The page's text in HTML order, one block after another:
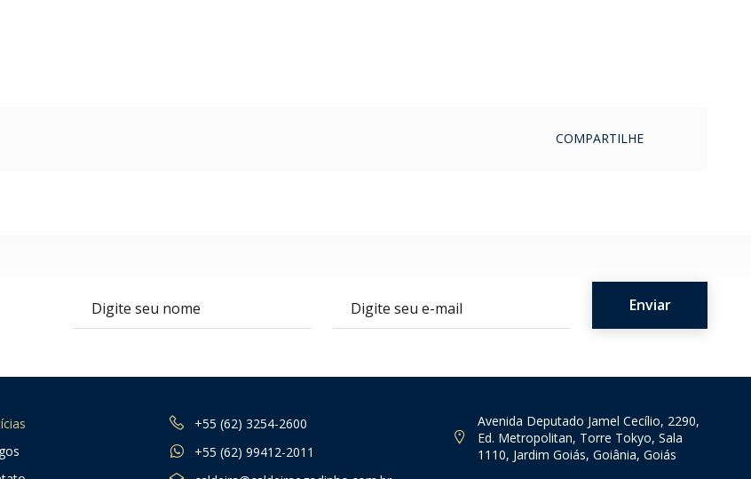
COMPARTILHE
+55 (62) 3254-2600
+55 (62) 99412-2011
Avenida Deputado Jamel Cecílio, 2290,
Ed. Metropolitan, Torre Tokyo, Sala
1110, Jardim Goiás, Goiânia, Goiás